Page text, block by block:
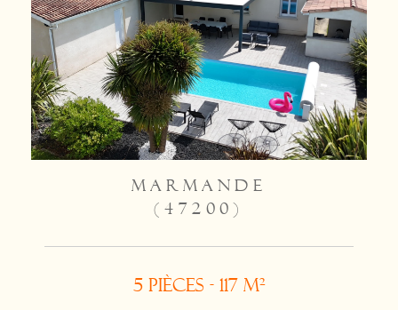
MARMANDE
(47200)
5 pièces - 117 m²